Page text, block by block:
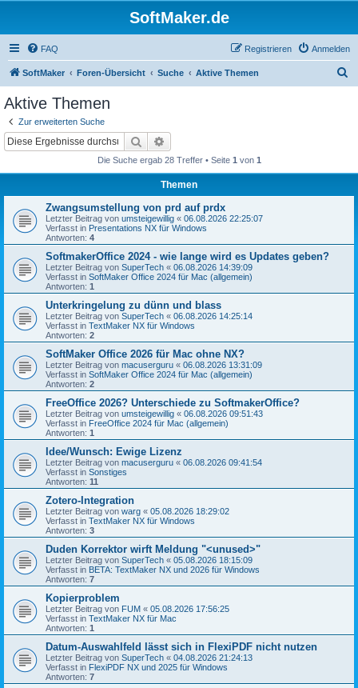
SoftMaker.de
FAQ Anmelden
Registrieren
SoftMaker Foren-Übersicht Suche Aktive Themen
Aktive Themen
Zur erweiterten Suche
Suche
Die Suche ergab 28 Treffer • Seite 1 von 1
Themen
Zwangsumstellung von prd auf prdx
Letzter Beitrag von umsteigewillig « 06.08.2026 22:25:07
Verfasst in Presentations NX für Windows
Antworten: 4
SoftmakerOffice 2024 - wie lange wird es Updates geben?
Letzter Beitrag von SuperTech « 06.08.2026 14:39:09
Verfasst in SoftMaker Office 2024 für Mac (allgemein)
Antworten: 1
Unterkringelung zu dünn und blass
Letzter Beitrag von SuperTech « 06.08.2026 14:25:14
Verfasst in TextMaker NX für Windows
Antworten: 2
SoftMaker Office 2026 für Mac ohne NX?
Letzter Beitrag von macuserguru « 06.08.2026 13:31:09
Verfasst in SoftMaker Office 2024 für Mac (allgemein)
Antworten: 2
FreeOffice 2026? Unterschiede zu SoftmakerOffice?
Letzter Beitrag von umsteigewillig « 06.08.2026 09:51:43
Verfasst in FreeOffice 2024 für Mac (allgemein)
Antworten: 1
Idee/Wunsch: Ewige Lizenz
Letzter Beitrag von macuserguru « 06.08.2026 09:41:54
Verfasst in Sonstiges
Antworten: 11
Zotero-Integration
Letzter Beitrag von warg « 05.08.2026 18:29:02
Verfasst in TextMaker NX für Windows
Antworten: 3
Duden Korrektor wirft Meldung "<unused>"
Letzter Beitrag von SuperTech « 05.08.2026 18:15:09
Verfasst in BETA: TextMaker NX und 2026 für Windows
Antworten: 7
Kopierproblem
Letzter Beitrag von FUM « 05.08.2026 17:56:25
Verfasst in TextMaker NX für Mac
Antworten: 1
Datum-Auswahlfeld lässt sich in FlexiPDF nicht nutzen
Letzter Beitrag von SuperTech « 04.08.2026 21:24:13
Verfasst in FlexiPDF NX und 2025 für Windows
Antworten: 7